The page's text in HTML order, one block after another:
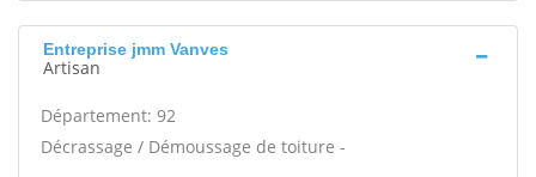
Entreprise jmm Vanves
Artisan
Département: 92
Décrassage / Démoussage de toiture -